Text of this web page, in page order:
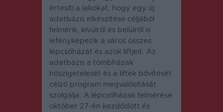
értesíti a lakókat, hogy egy új
adatbázis elkészítése céljából
felmérik, kívülről és belülről is
lefényképezik a város összes
lépcsőházát és azok liftjeit. Az
adatbázis a tömbházak
hőszigetelesét és a liftek bővítését
célzó program megvalósítását
szolgálja. A lépcsőházak felmérése
október 27-én kezdődött és